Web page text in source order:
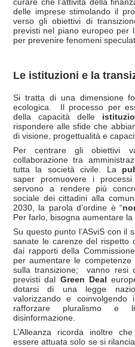
delle imprese stimolando il
verso gli obiettivi di
previsti nel piano europeo per
per prevenire fenomeni
Le istituzioni e la
Si tratta di una dimensione
ecologica. Il processo per
della capacità delle
rispondere alle sfide che
di visione, progettualità e
Per centrare gli obiettivi
collaborazione tra
tutta la società civile. La
saper promuovere i
servono a rendere più
sociale dei cittadini alla
2030, la parola d’ordine è “
Per farlo, bisogna aumentare la
Su questo punto l’ASviS con il
sanate le carenze del rispetto
dai rapporti della
per aumentare le competenze
sulla transizione; vanno resi
previsti dal Green Deal
dotarsi di una legge
valorizzando e
rafforzare pluralismo e
disinformazione.
L’Alleanza ricorda inoltre
essere attuata solo se si